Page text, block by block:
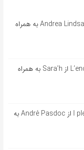
آهنگ فرانسوی Près de toi از Andrea Lindsay به همراه
آهنگ فرانسوی L’encre de tes yeux از Sara’h به همراه
آهنگ فرانسوی l pleut sur la route از André Pasdoc به